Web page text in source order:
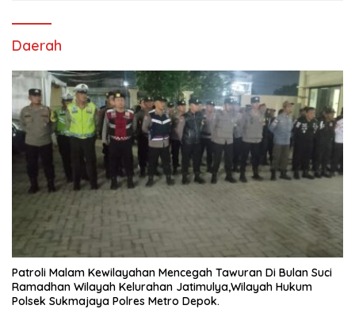
Daerah
Patroli Malam Kewilayahan Mencegah Tawuran Di Bulan Suci
Ramadhan Wilayah Kelurahan Jatimulya,Wilayah Hukum
Polsek Sukmajaya Polres Metro Depok.